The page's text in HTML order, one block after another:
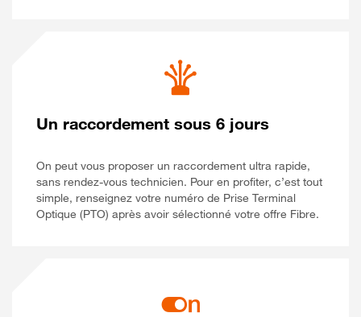
Un raccordement sous 6 jours
On peut vous proposer un raccordement ultra rapide,
sans rendez-vous technicien. Pour en profiter, c’est tout
simple, renseignez votre numéro de Prise Terminal
Optique (PTO) après avoir sélectionné votre offre Fibre.